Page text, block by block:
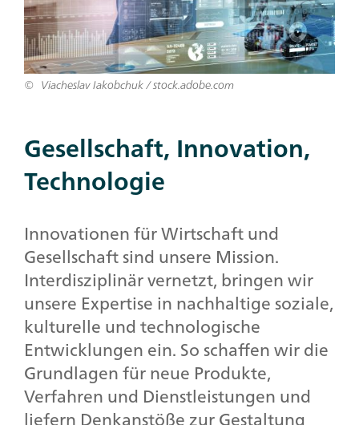
Viacheslav Iakobchuk / stock.adobe.com
Gesellschaft, Innovation,
Technologie
Innovationen für Wirtschaft und
Gesellschaft sind unsere Mission.
Interdisziplinär vernetzt, bringen wir
unsere Expertise in nachhaltige soziale,
kulturelle und technologische
Entwicklungen ein. So schaffen wir die
Grundlagen für neue Produkte,
Verfahren und Dienstleistungen und